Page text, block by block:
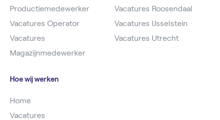
Productiemedewerker
Vacatures Operator
Vacatures
Magazijnmedewerker
Vacatures Roosendaal
Vacatures IJsselstein
Vacatures Utrecht
Hoe wij werken
Home
Vacatures